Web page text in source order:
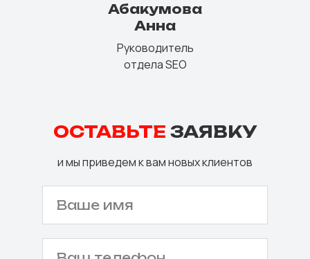
Абакумова
Анна
Руководитель
отдела SEO
ОСТАВЬТЕ ЗАЯВКУ
и мы приведем к вам новых клиентов